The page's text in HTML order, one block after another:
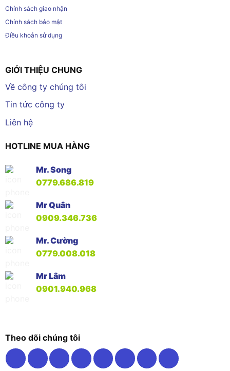
Chính sách giao nhận
Chính sách bảo mật
Điều khoản sử dụng
GIỚI THIỆU CHUNG
Về công ty chúng tôi
Tin tức công ty
Liên hệ
HOTLINE MUA HÀNG
Mr. Song
0779.686.819
Mr Quân
0909.346.736
Mr. Cường
0779.008.018
Mr Lâm
0901.940.968
Theo dõi chúng tôi